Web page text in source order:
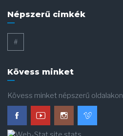
Népszerű cimkék
#
Kövess minket
Kövess minket népszerű oldalakon